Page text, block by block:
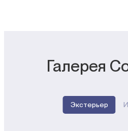
Галерея
Экстерьер